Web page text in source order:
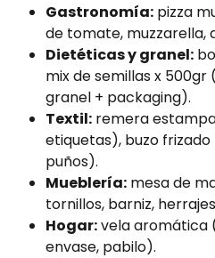
Gastronomía: pizza
de tomate, muzzarella,
Dietéticas y granel:
mix de semillas x
granel + packaging).
Textil: remera
etiquetas), buzo frizado
puños).
Mueblería: mesa de
tornillos, barniz,
Hogar: vela aromática
envase, pabilo).